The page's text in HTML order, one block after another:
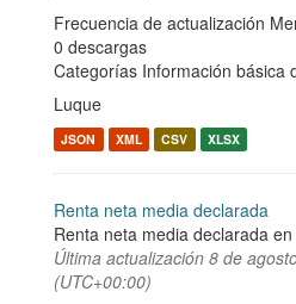
Frecuencia de actualización
0 descargas
Categorías Información básica
Luque
JSON XML CSV XLSX
Renta neta media declarada
Renta neta media declarada
Última actualización 8 de
(UTC+00:00)